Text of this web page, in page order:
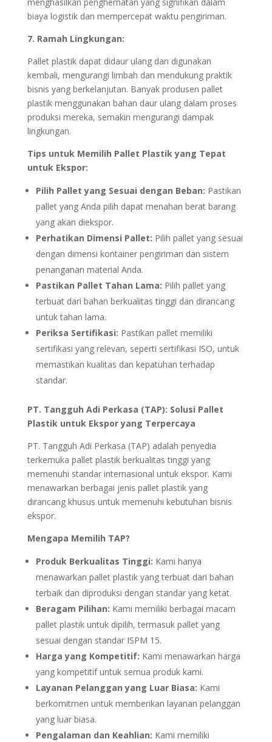
biaya logistik dan mempercepat waktu pengiriman.
7. Ramah Lingkungan:
Pallet plastik dapat didaur ulang dan digunakan
kembali, mengurangi limbah dan mendukung praktik
bisnis yang berkelanjutan. Banyak produsen pallet
plastik menggunakan bahan daur ulang dalam proses
produksi mereka, semakin mengurangi dampak
lingkungan.
Tips untuk Memilih Pallet Plastik yang Tepat
untuk Ekspor:
Pilih Pallet yang Sesuai dengan Beban: Pastikan
pallet yang Anda pilih dapat menahan berat barang
yang akan diekspor.
Perhatikan Dimensi Pallet: Pilih pallet yang sesuai
dengan dimensi kontainer pengiriman dan sistem
penanganan material Anda.
Pastikan Pallet Tahan Lama: Pilih pallet yang
terbuat dari bahan berkualitas tinggi dan dirancang
untuk tahan lama.
Periksa Sertifikasi: Pastikan pallet memiliki
sertifikasi yang relevan, seperti sertifikasi ISO, untuk
memastikan kualitas dan kepatuhan terhadap
standar.
PT. Tangguh Adi Perkasa (TAP): Solusi Pallet
Plastik untuk Ekspor yang Terpercaya
PT. Tangguh Adi Perkasa (TAP) adalah penyedia
terkemuka pallet plastik berkualitas tinggi yang
memenuhi standar internasional untuk ekspor. Kami
menawarkan berbagai jenis pallet plastik yang
dirancang khusus untuk memenuhi kebutuhan bisnis
ekspor.
Mengapa Memilih TAP?
Produk Berkualitas Tinggi: Kami hanya
menawarkan pallet plastik yang terbuat dari bahan
terbaik dan diproduksi dengan standar yang ketat.
Beragam Pilihan: Kami memiliki berbagai macam
pallet plastik untuk dipilih, termasuk pallet yang
sesuai dengan standar ISPM 15.
Harga yang Kompetitif: Kami menawarkan harga
yang kompetitif untuk semua produk kami.
Layanan Pelanggan yang Luar Biasa: Kami
berkomitmen untuk memberikan layanan pelanggan
yang luar biasa.
Pengalaman dan Keahlian: Kami memiliki